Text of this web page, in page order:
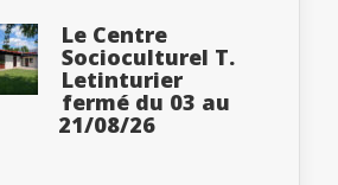
Le Centre
Socioculturel T.
Letinturier
fermé du 03 au
21/08/26